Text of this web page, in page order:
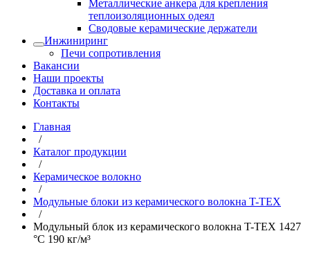
Металлические анкера для крепления
теплоизоляционных одеял
Сводовые керамические держатели
Инжиниринг
Печи сопротивления
Вакансии
Наши проекты
Доставка и оплата
Контакты
Главная
/
Каталог продукции
/
Керамическое волокно
/
Модульные блоки из керамического волокна T-TEX
/
Модульный блок из керамического волокна T-TEX 1427
°С 190 кг/м³